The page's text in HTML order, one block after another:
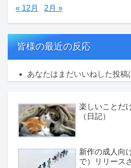
« 12月 2月 »
皆様の最近の反応
あなたはまだいいねした投稿
楽しいことだ
（日記）
新作の成人向
で）リリース